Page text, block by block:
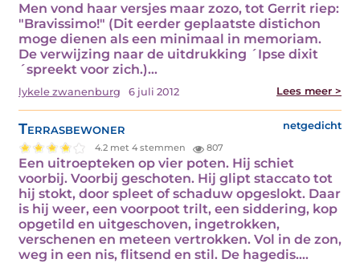
Men vond haar versjes maar zozo, tot Gerrit riep:
"Bravissimo!" (Dit eerder geplaatste distichon
moge dienen als een minimaal in memoriam.
De verwijzing naar de uitdrukking ´Ipse dixit
´spreekt voor zich.)…
lykele zwanenburg 6 juli 2012 Lees meer >
Terrasbewoner netgedicht
4.2 met 4 stemmen 807
Een uitroepteken op vier poten. Hij schiet
voorbij. Voorbij geschoten. Hij glipt staccato tot
hij stokt, door spleet of schaduw opgeslokt. Daar
is hij weer, een voorpoot trilt, een siddering, kop
opgetild en uitgeschoven, ingetrokken,
verschenen en meteen vertrokken. Vol in de zon,
weg in een nis, flitsend en stil. De hagedis.…